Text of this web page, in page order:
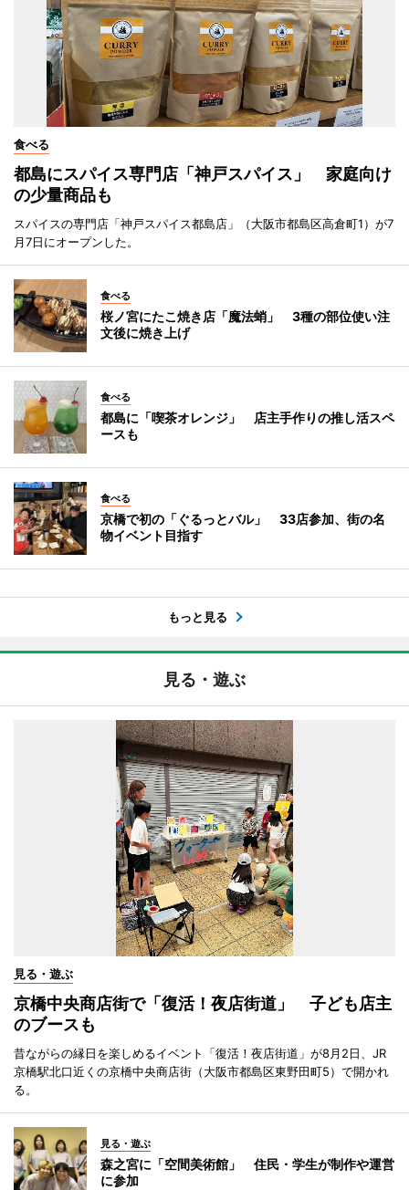
食べる
都島にスパイス専門店「神戸スパイス」 家庭向け
の少量商品も
スパイスの専門店「神戸スパイス都島店」（大阪市都島区高倉町1）が7
月7日にオープンした。
食べる
桜ノ宮にたこ焼き店「魔法蛸」 3種の部位使い注
文後に焼き上げ
食べる
都島に「喫茶オレンジ」 店主手作りの推し活スペ
ースも
食べる
京橋で初の「ぐるっとバル」 33店参加、街の名
物イベント目指す
もっと見る
見る・遊ぶ
見る・遊ぶ
京橋中央商店街で「復活！夜店街道」 子ども店主
のブースも
昔ながらの縁日を楽しめるイベント「復活！夜店街道」が8月2日、JR
京橋駅北口近くの京橋中央商店街（大阪市都島区東野田町5）で開かれ
る。
見る・遊ぶ
森之宮に「空間美術館」 住民・学生が制作や運営
に参加